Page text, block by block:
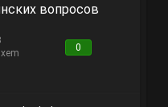
вопросов
0